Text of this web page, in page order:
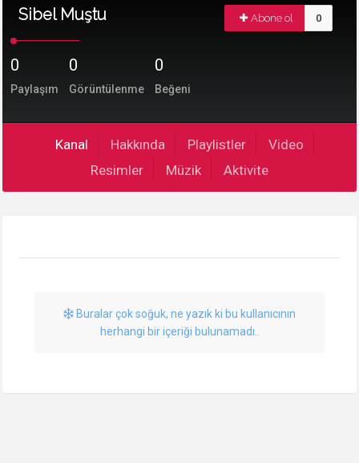
Sibel Muştu Abone ol 0
0
Paylaşım
0
Görüntülenme
0
Beğeni
Kanal Hakkında Playlistler
Video
Resimler
Müzik Aktivite
Buralar çok soğuk, ne yazık ki bu kullanıcının
herhangi bir içeriği bulunamadı..